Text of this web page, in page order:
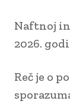
Naftnoj
2026.
Reč je o